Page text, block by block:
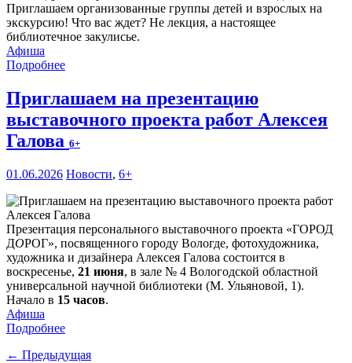
Приглашаем организованные группы детей и взрослых на
экскурсию! Что вас ждет? Не лекция, а настоящее
библиотечное закулисье.
Афиша
Подробнее
Приглашаем на презентацию
выставочного проекта работ Алексея
Галова 6+
01.06.2026 Новости, 6+
Презентация персонального выставочного проекта «ГОРОД
ДОРОГ», посвященного городу Вологде, фотохудожника,
художника и дизайнера Алексея Галова состоится в
воскресенье, 21 июня, в зале № 4 Вологодской областной
универсальной научной библиотеки (М. Ульяновой, 1).
Начало в 15 часов.
Афиша
Подробнее
← Предыдущая